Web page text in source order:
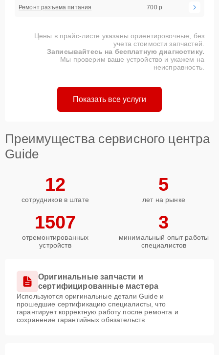
Ремонт разъема питания 700 р
Цены в прайс-листе указаны ориентировочные, без
учета стоимости запчастей.
Записывайтесь на бесплатную диагностику.
Мы проверим ваше устройство и укажем на
неисправность.
Показать все услуги
Преимущества сервисного центра
Guide
12
сотрудников в штате
5
лет на рынке
1507
отремонтированных
устройств
3
минимальный опыт работы
специалистов
Оригинальные запчасти и
сертифицированные мастера
Используются оригинальные детали Guide и
прошедшие сертификацию специалисты, что
гарантирует корректную работу после ремонта и
сохранение гарантийных обязательств